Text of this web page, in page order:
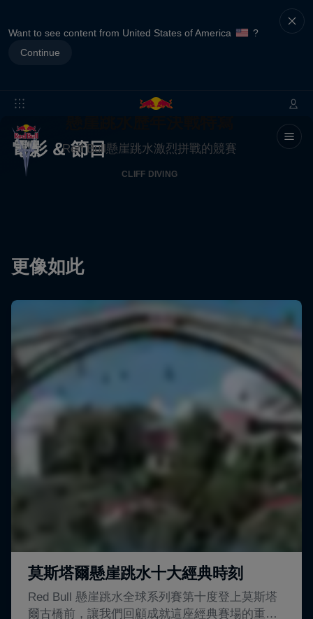
Want to see content from United States of America
?
Continue
電影 & 節目Red Bull懸崖跳水激烈拼戰的競賽
CLIFF DIVING
更像如此